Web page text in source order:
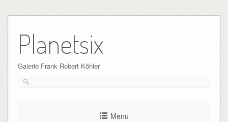
content
Planetsix
Galerie Frank Robert Köhler
Menu